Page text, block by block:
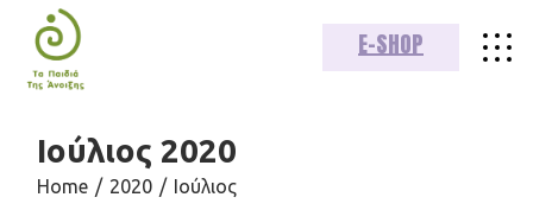
content
E-SHOP
Ιούλιος 2020
Home 2020 Ιούλιος